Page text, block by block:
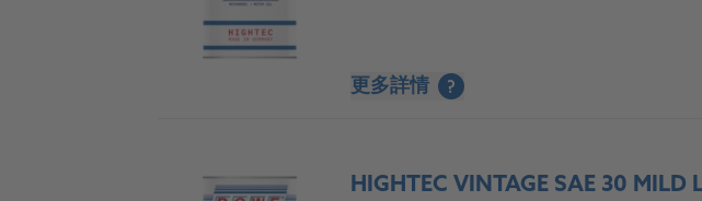
更多詳情 ?
HIGHTEC VINTAGE SAE 30 MILD